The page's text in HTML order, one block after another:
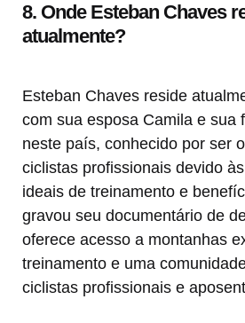
8. Onde Esteban Chaves
atualmente?
Esteban Chaves reside
com sua esposa Camila e sua
neste país, conhecido por ser
ciclistas profissionais devido
ideais de treinamento e
gravou seu documentário de
oferece acesso a montanhas
treinamento e uma
ciclistas profissionais e